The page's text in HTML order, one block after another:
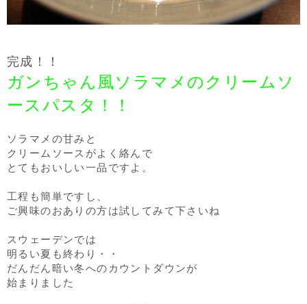
完成！！
ガンちゃん風ソラマメのクリームソ
ースパスタ！！
ソラマメの甘みと
クリームソースがよく絡んで
とてもおいしい一品ですよ。
工程も簡単ですし、
ご興味のおありの方は試してみて下さいね
スウェーデンでは
明るい夏も終わり・・
だんだん暗い冬へのカウントダウンが
始まりました